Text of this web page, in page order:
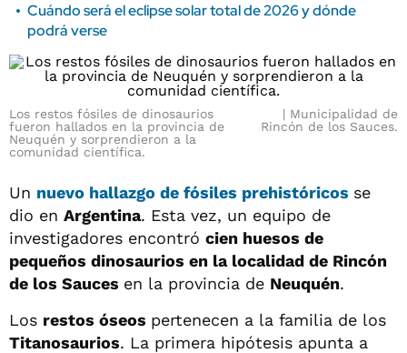
Cuándo será el eclipse solar total de 2026 y dónde
podrá verse
Los restos fósiles de dinosaurios
fueron hallados en la provincia de
Neuquén y sorprendieron a la
comunidad científica.
Municipalidad de
Rincón de los Sauces.
Un nuevo hallazgo de fósiles prehistóricos se
dio en Argentina. Esta vez, un equipo de
investigadores encontró cien huesos de
pequeños dinosaurios en la localidad de Rincón
de los Sauces en la provincia de Neuquén.
Los restos óseos pertenecen a la familia de los
Titanosaurios. La primera hipótesis apunta a